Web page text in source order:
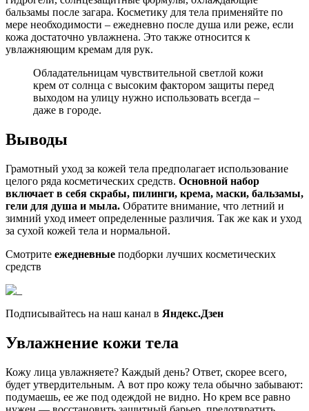
бальзамы после загара. Косметику для тела применяйте по
мере необходимости – ежедневно после душа или реже, если
кожа достаточно увлажнена. Это также относится к
увлажняющим кремам для рук.
Обладательницам чувствительной светлой кожи
крем от солнца с высоким фактором защиты перед
выходом на улицу нужно использовать всегда –
даже в городе.
Выводы
Грамотный уход за кожей тела предполагает использование
целого ряда косметических средств. Основной набор
включает в себя скрабы, пилинги, крема, маски, бальзамы,
гели для душа и мыла. Обратите внимание, что летний и
зимний уход имеет определенные различия. Так же как и уход
за сухой кожей тела и нормальной.
Смотрите ежедневные подборки лучших косметических
средств
Подписывайтесь на наш канал в Яндекс.Дзен
Увлажнение кожи тела
Кожу лица увлажняете? Каждый день? Ответ, скорее всего,
будет утвердительным. А вот про кожу тела обычно забывают:
подумаешь, ее же под одеждой не видно. Но крем все равно